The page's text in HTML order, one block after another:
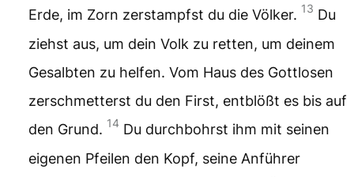
Erde, im Zorn zerstampfst du die Völker. 13 Du
ziehst aus, um dein Volk zu retten, um deinem
Gesalbten zu helfen. Vom Haus des Gottlosen
zerschmetterst du den First, entblößt es bis auf
den Grund. 14 Du durchbohrst ihm mit seinen
eigenen Pfeilen den Kopf, seine Anführer